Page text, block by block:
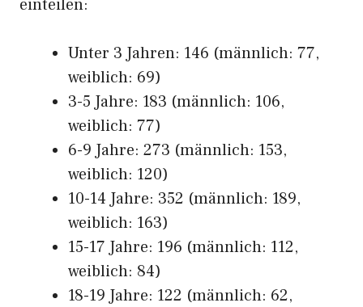
einteilen:
Unter 3 Jahren: 146 (männlich: 77,
weiblich: 69)
3-5 Jahre: 183 (männlich: 106,
weiblich: 77)
6-9 Jahre: 273 (männlich: 153,
weiblich: 120)
10-14 Jahre: 352 (männlich: 189,
weiblich: 163)
15-17 Jahre: 196 (männlich: 112,
weiblich: 84)
18-19 Jahre: 122 (männlich: 62,